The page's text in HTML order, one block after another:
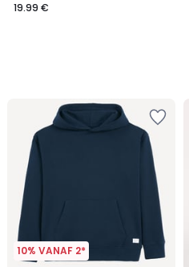
19.99 €
10% VANAF 2*